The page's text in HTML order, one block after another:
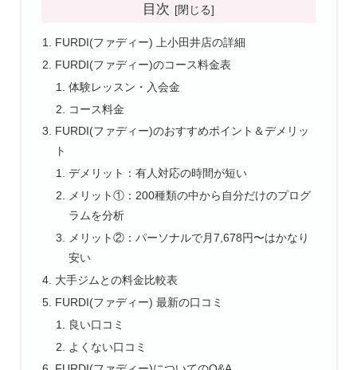
目次
FURDI(ファディー) 上小田井店の詳細
FURDI(ファディー)のコース料金表
体験レッスン・入会金
コース料金
FURDI(ファディー)のおすすめポイント＆デメリッ
ト
デメリット：有人対応の時間が短い
メリット①：200種類の中から自分だけのプログ
ラムを分析
メリット②：パーソナルで月7,678円〜はかなり
安い
大手ジムとの料金比較表
FURDI(ファディー) 最新の口コミ
良い口コミ
よくない口コミ